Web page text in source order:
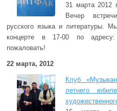
31 марта 2012
Вечер
русского языка и литературы.
концерте в 17-00 по
пожаловать!
22 марта, 2012
Клуб
летнего